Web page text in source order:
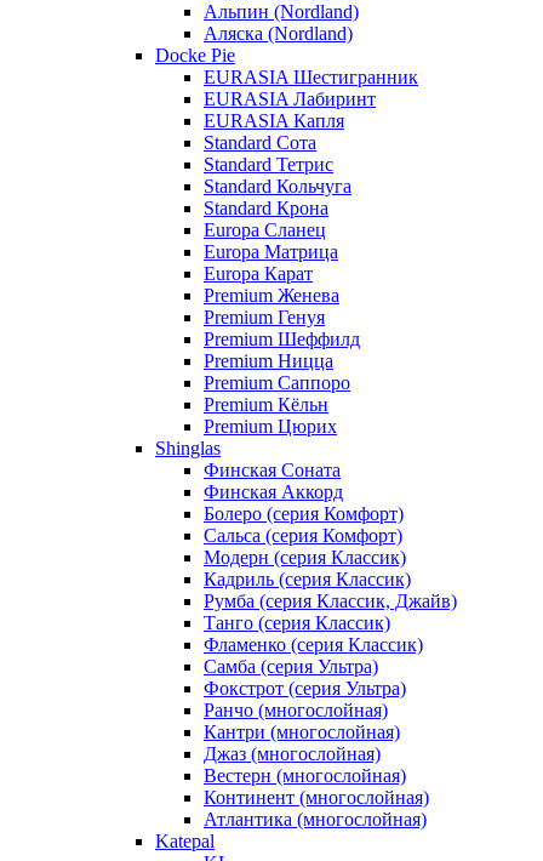
Альпин (Nordland)
Аляска (Nordland)
Docke Pie
EURASIA Шестигранник
EURASIA Лабиринт
EURASIA Капля
Standard Сота
Standard Тетрис
Standard Кольчуга
Standard Крона
Europa Сланец
Europa Матрица
Europa Карат
Premium Женева
Premium Генуя
Premium Шеффилд
Premium Ницца
Premium Саппоро
Premium Кёльн
Premium Цюрих
Shinglas
Финская Соната
Финская Аккорд
Болеро (серия Комфорт)
Сальса (серия Комфорт)
Модерн (серия Классик)
Кадриль (серия Классик)
Румба (серия Классик, Джайв)
Танго (серия Классик)
Фламенко (серия Классик)
Самба (серия Ультра)
Фокстрот (серия Ультра)
Ранчо (многослойная)
Кантри (многослойная)
Джаз (многослойная)
Вестерн (многослойная)
Континент (многослойная)
Атлантика (многослойная)
Katepal